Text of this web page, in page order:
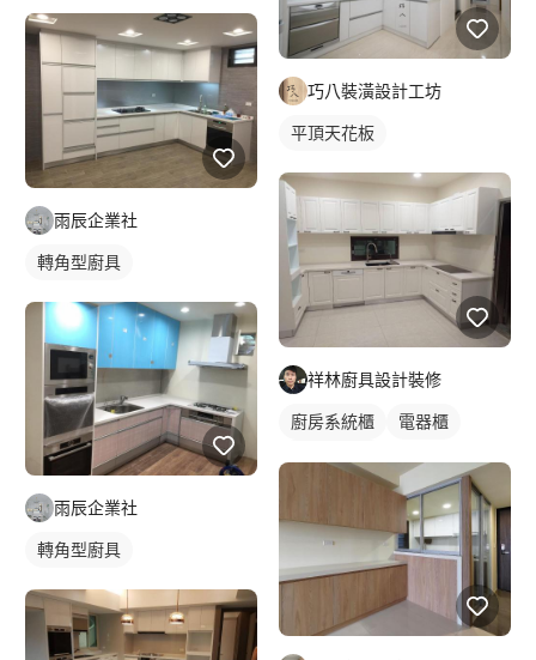
雨辰企業社
轉角型廚具
雨辰企業社
轉角型廚具
巧八裝潢設計工坊
平頂天花板
祥林廚具設計裝修
廚房系統櫃
電器櫃